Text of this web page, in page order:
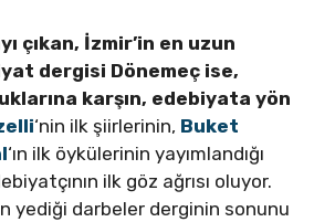
çıkan, İzmir’in en uzun
dergisi Dönemeç ise,
karşın, edebiyata yön
‘nin ilk şiirlerinin, Buket
‘ın ilk öykülerinin yayımlandığı
ilk göz ağrısı oluyor.
yediği darbeler derginin sonunu